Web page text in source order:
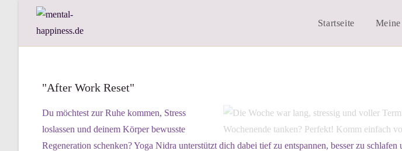
Startseite
"After Work Reset"
Du möchtest zur Ruhe kommen, Stress
loslassen und deinem Körper bewusste
Regeneration schenken? Yoga Nidra unterstützt dich dabei tief zu entspannen, besser zu